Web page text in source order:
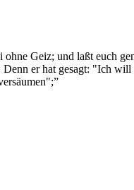
ohne Geiz; und laßt euch
Denn er hat gesagt: "Ich
”